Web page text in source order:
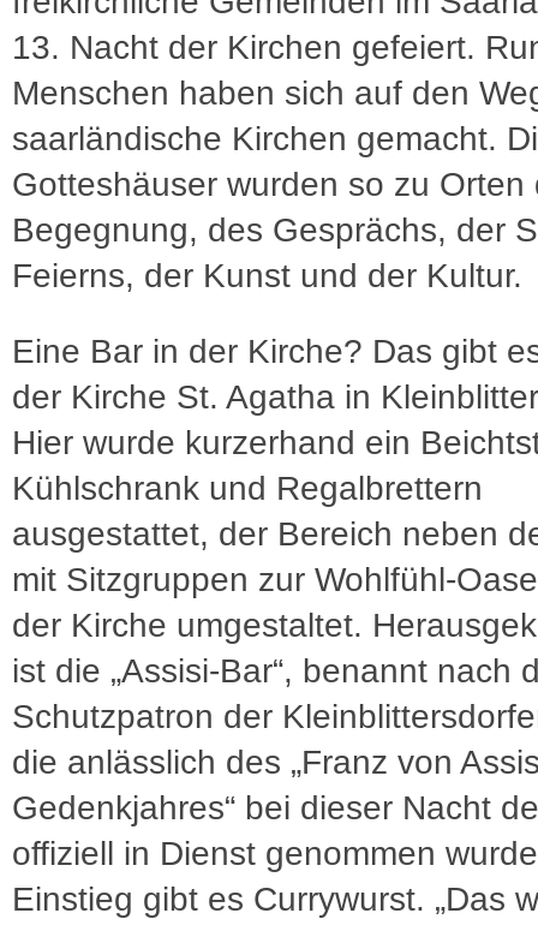
13. Nacht der Kirchen gefeiert.
Menschen haben sich auf den
saarländische Kirchen gemacht.
Gotteshäuser wurden so zu Orten
Begegnung, des Gesprächs, der
Feierns, der Kunst und der Kultur.
Eine Bar in der Kirche? Das gibt
der Kirche St. Agatha in
Hier wurde kurzerhand ein
Kühlschrank und Regalbrettern
ausgestattet, der Bereich neben
mit Sitzgruppen zur Wohlfühl-
der Kirche umgestaltet.
ist die „Assisi-Bar“, benannt nach
Schutzpatron der
die anlässlich des „Franz von
Gedenkjahres“ bei dieser Nacht
offiziell in Dienst genommen
Einstieg gibt es Currywurst. „Das